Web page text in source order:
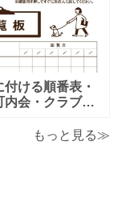
プルな項目にな
で、利用用途に
や内容を編集し
事が可能です。
で簡易的な素材
すので、金銭支
作成時に用途
付ける順番表・
内会・クラブの
・Word・
もっと見る≫